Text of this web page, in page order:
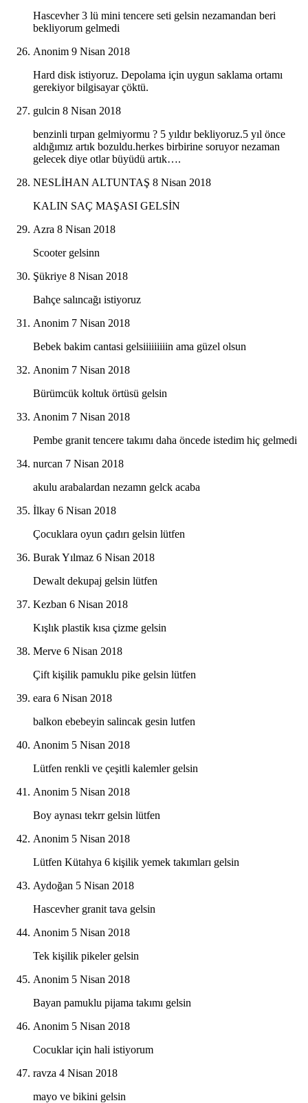
Hascevher 3 lü mini tencere seti gelsin nezamandan beri
bekliyorum gelmedi
Anonim 9 Nisan 2018
Hard disk istiyoruz. Depolama için uygun saklama ortamı
gerekiyor bilgisayar çöktü.
gulcin 8 Nisan 2018
benzinli tırpan gelmiyormu ? 5 yıldır bekliyoruz.5 yıl önce
aldığımız artık bozuldu.herkes birbirine soruyor nezaman
gelecek diye otlar büyüdü artık….
NESLİHAN ALTUNTAŞ 8 Nisan 2018
KALIN SAÇ MAŞASI GELSİN
Azra 8 Nisan 2018
Scooter gelsinn
Şükriye 8 Nisan 2018
Bahçe salıncağı istiyoruz
Anonim 7 Nisan 2018
Bebek bakim cantasi gelsiiiiiiiiin ama güzel olsun
Anonim 7 Nisan 2018
Bürümcük koltuk örtüsü gelsin
Anonim 7 Nisan 2018
Pembe granit tencere takımı daha öncede istedim hiç gelmedi
nurcan 7 Nisan 2018
akulu arabalardan nezamn gelck acaba
İlkay 6 Nisan 2018
Çocuklara oyun çadırı gelsin lütfen
Burak Yılmaz 6 Nisan 2018
Dewalt dekupaj gelsin lütfen
Kezban 6 Nisan 2018
Kışlık plastik kısa çizme gelsin
Merve 6 Nisan 2018
Çift kişilik pamuklu pike gelsin lütfen
eara 6 Nisan 2018
balkon ebebeyin salincak gesin lutfen
Anonim 5 Nisan 2018
Lütfen renkli ve çeşitli kalemler gelsin
Anonim 5 Nisan 2018
Boy aynası tekrr gelsin lütfen
Anonim 5 Nisan 2018
Lütfen Kütahya 6 kişilik yemek takımları gelsin
Aydoğan 5 Nisan 2018
Hascevher granit tava gelsin
Anonim 5 Nisan 2018
Tek kişilik pikeler gelsin
Anonim 5 Nisan 2018
Bayan pamuklu pijama takımı gelsin
Anonim 5 Nisan 2018
Cocuklar için hali istiyorum
ravza 4 Nisan 2018
mayo ve bikini gelsin